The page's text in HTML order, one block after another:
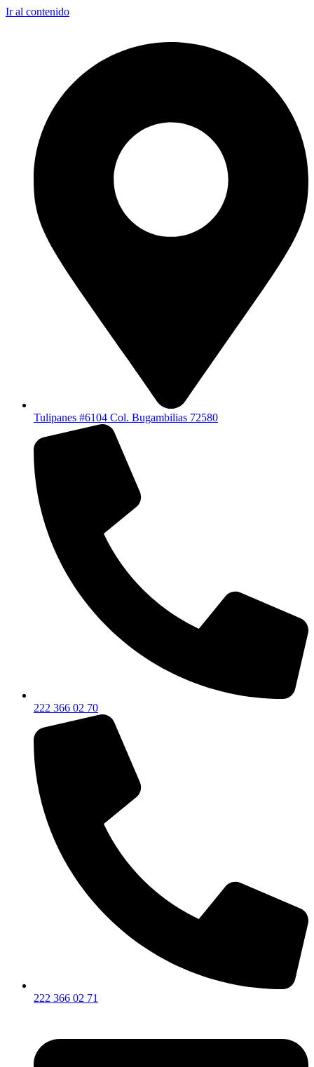
Ir al contenido
Tulipanes #6104 Col. Bugambilias 72580
222 366 02 70
222 366 02 71